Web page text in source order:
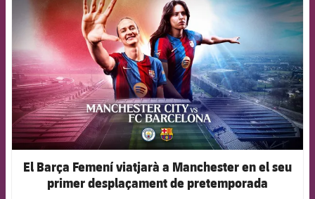
El Barça Femení viatjarà a Manchester en el seu
primer desplaçament de pretemporada